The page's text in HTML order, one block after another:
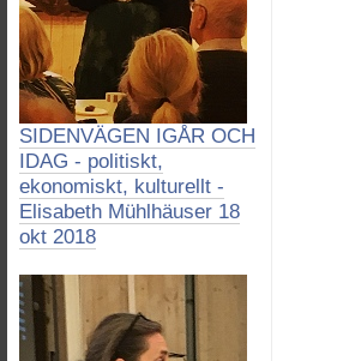
SIDENVÄGEN IGÅR OCH
IDAG - politiskt,
ekonomiskt, kulturellt -
Elisabeth Mühlhäuser 18
okt 2018